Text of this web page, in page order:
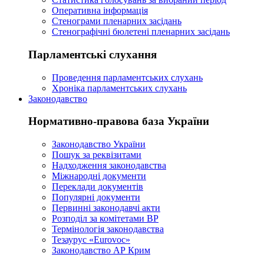
Оперативна інформація
Стенограми пленарних засідань
Стенографічні бюлетені пленарних засідань
Парламентські слухання
Проведення парламентських слухань
Хроніка парламентських слухань
Законодавство
Нормативно-правова база України
Законодавство України
Пошук за реквізитами
Надходження законодавства
Міжнародні документи
Переклади документів
Популярні документи
Первинні законодавчі акти
Розподіл за комітетами ВР
Термінологія законодавства
Тезаурус «Eurovoc»
Законодавство АР Крим